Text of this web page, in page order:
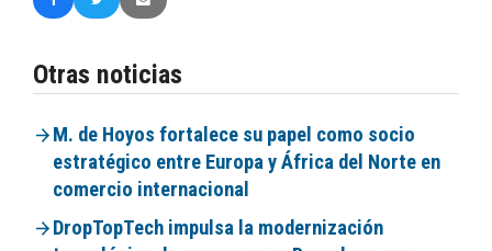
Otras noticias
M. de Hoyos fortalece su papel como socio
estratégico entre Europa y África del Norte en
comercio internacional
DropTopTech impulsa la modernización